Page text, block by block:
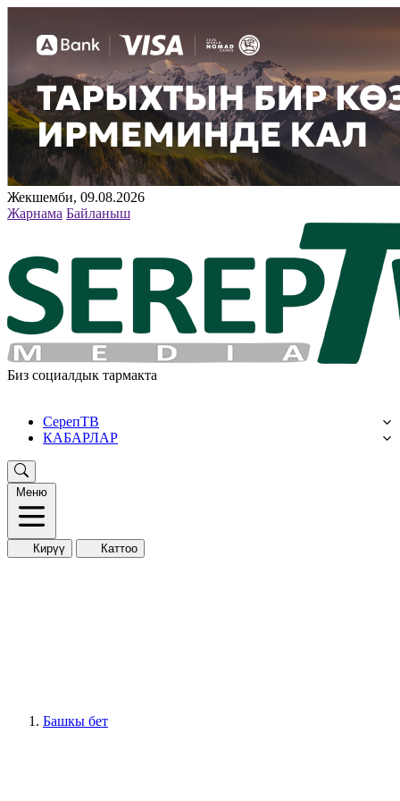
Жекшемби, 09.08.2026
Жарнама Байланыш
Биз социалдык тармакта
СерепТВ
КАБАРЛАР
Меню
Кирүү Каттоо
Башкы бет